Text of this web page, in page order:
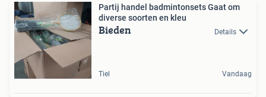
Partij handel badmintonsets Gaat om
diverse soorten en kleu
Bieden Details
Tiel Vandaag